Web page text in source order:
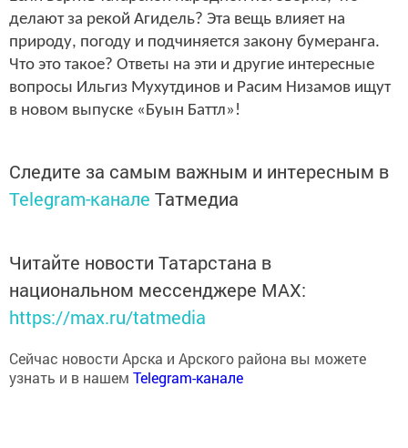
делают за рекой Агидель? Эта вещь влияет на
природу, погоду и подчиняется закону бумеранга.
Что это такое? Ответы на эти и другие интересные
вопросы Ильгиз Мухутдинов и Расим Низамов ищут
в новом выпуске «Буын Баттл»!
Telegram-каналеТатмедиа
Читайте новости Татарстана в
национальном мессенджере MАХ:
https://max.ru/tatmedia
узнать и в нашемTelegram-канале